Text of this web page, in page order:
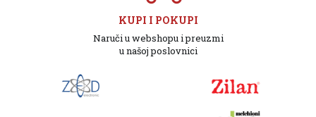
KUPI I POKUPI
Naruči u webshopu i preuzmi
u našoj poslovnici